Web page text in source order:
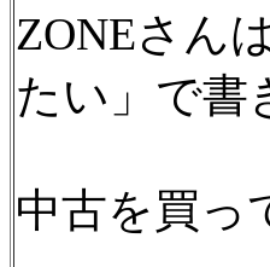
ZONEさん
たい」で書
中古を買っ